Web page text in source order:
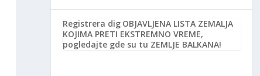
Registrera dig OBJAVLJENA LISTA ZEMALJA
KOJIMA PRETI EKSTREMNO VREME,
pogledajte gde su tu ZEMLJE BALKANA!